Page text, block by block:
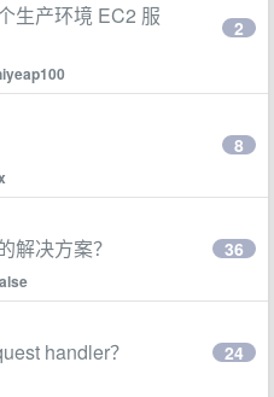
生产环境 EC2 服
2
8
解决方案？ 36
handler？ 24